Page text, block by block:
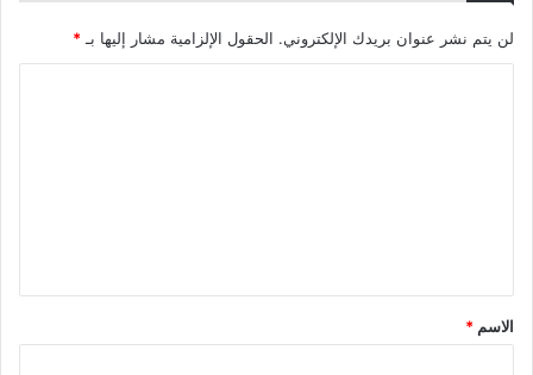
لن يتم نشر عنوان بريدك الإلكتروني. الحقول الإلزامية مشار إليها بـ *
الاسم *